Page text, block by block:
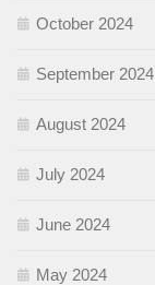
October 2024
September 2024
August 2024
July 2024
June 2024
May 2024